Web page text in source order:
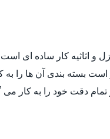
اثاثیه کار ساده ای
بسته بندی آن ها را به
دقت خود را به کار می